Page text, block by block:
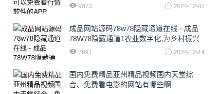
9073 2024-12-07
成品网站源码78w78隐藏通道在线 - 成品
78W78隐藏通道1农业数字化,为乡村振兴
注入新动力
7891 2024-12-14
国内免费精品亚州精品视频国内天堂综
合、免费看电影的网站有哪些啊